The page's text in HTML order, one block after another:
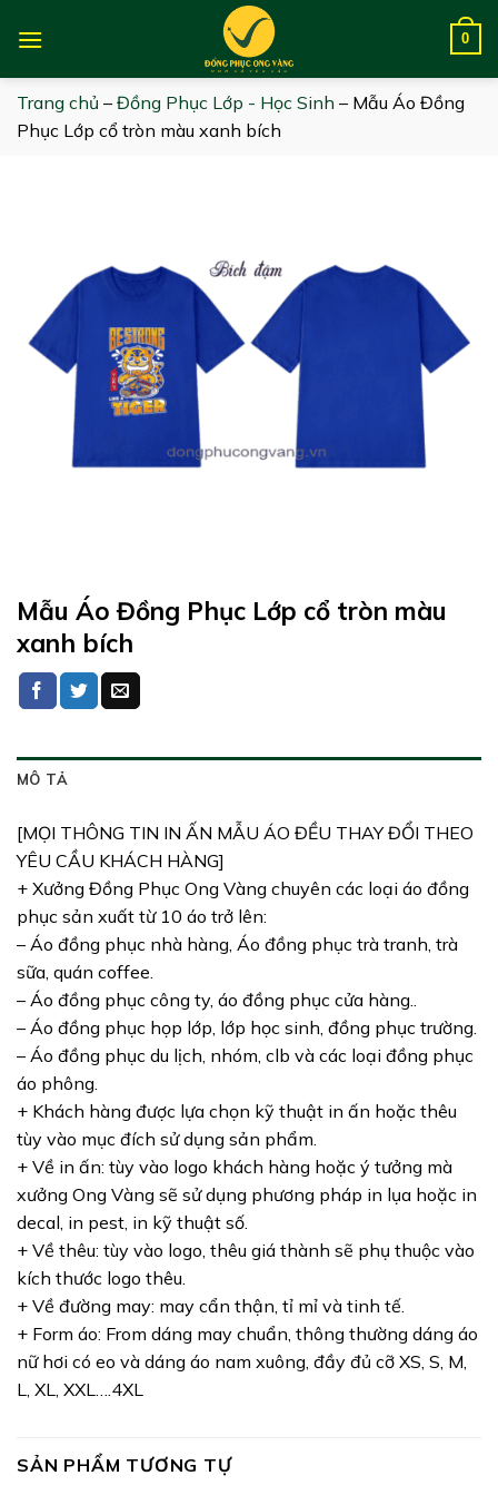
0
Trang chủ – Đồng Phục Lớp - Học Sinh – Mẫu Áo Đồng
Phục Lớp cổ tròn màu xanh bích
Mẫu Áo Đồng Phục Lớp cổ tròn màu
xanh bích
MÔ TẢ
[MỌI THÔNG TIN IN ẤN MẪU ÁO ĐỀU THAY ĐỔI THEO
YÊU CẦU KHÁCH HÀNG]
+ Xưởng Đồng Phục Ong Vàng chuyên các loại áo đồng
phục sản xuất từ 10 áo trở lên:
– Áo đồng phục nhà hàng, Áo đồng phục trà tranh, trà
sữa, quán coffee.
– Áo đồng phục công ty, áo đồng phục cửa hàng..
– Áo đồng phục họp lớp, lớp học sinh, đồng phục trường.
– Áo đồng phục du lịch, nhóm, clb và các loại đồng phục
áo phông.
+ Khách hàng được lựa chọn kỹ thuật in ấn hoặc thêu
tùy vào mục đích sử dụng sản phẩm.
+ Về in ấn: tùy vào logo khách hàng hoặc ý tưởng mà
xưởng Ong Vàng sẽ sử dụng phương pháp in lụa hoặc in
decal, in pest, in kỹ thuật số.
+ Về thêu: tùy vào logo, thêu giá thành sẽ phụ thuộc vào
kích thước logo thêu.
+ Về đường may: may cẩn thận, tỉ mỉ và tinh tế.
+ Form áo: From dáng may chuẩn, thông thường dáng áo
nữ hơi có eo và dáng áo nam xuông, đầy đủ cỡ XS, S, M,
L, XL, XXL….4XL
SẢN PHẨM TƯƠNG TỰ